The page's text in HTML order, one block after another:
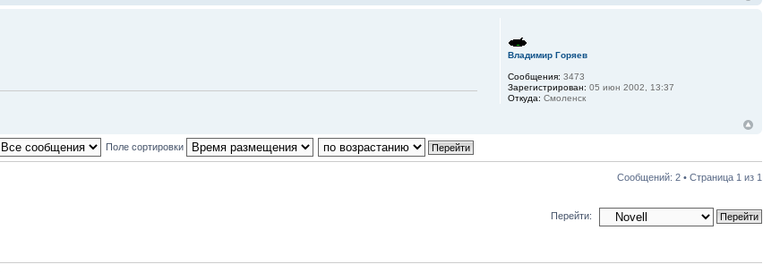
Владимир Горяев
Сообщения: 3473
Зарегистрирован: 05 июн 2002, 13:37
Откуда: Смоленск
Поле сортировки
Сообщений: 2 • Страница 1 из 1
Перейти: